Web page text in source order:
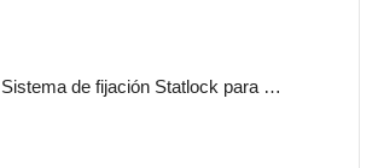
Sistema de fijación Statlock para sonda nasogástrica y sondas de alimentación enteral, tamaño pediátrico, auto adherible.